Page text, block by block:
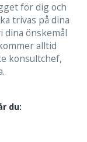
för dig och
trivas på dina
dina önskemål
alltid
konsultchef,
du: